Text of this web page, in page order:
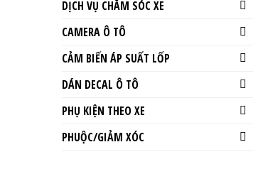
DỊCH VỤ CHĂM SÓC XE
CAMERA Ô TÔ
CẢM BIẾN ÁP SUẤT LỐP
DÁN DECAL Ô TÔ
PHỤ KIỆN THEO XE
PHUỘC/GIẢM XÓC